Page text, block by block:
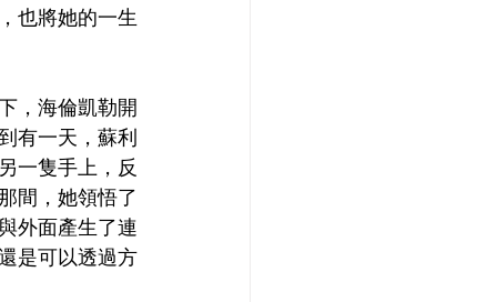
也將她的一生
，海倫凱勒開
有一天，蘇利
一隻手上，反
間，她領悟了
外面產生了連
是可以透過方